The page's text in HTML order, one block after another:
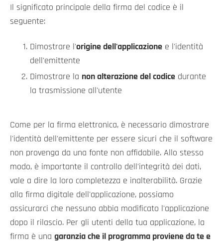
Il significato principale della firma del codice è il
seguente:
Dimostrare l'origine dell'applicazione e l'identità
dell'emittente
Dimostrare la non alterazione del codice durante
la trasmissione all'utente
Come per la firma elettronica, è necessario dimostrare
l'identità dell'emittente per essere sicuri che il software
non provenga da una fonte non affidabile. Allo stesso
modo, è importante il controllo dell'integrità dei dati,
vale a dire la loro completezza e inalterabilità. Grazie
alla firma digitale dell'applicazione, possiamo
assicurarci che nessuno abbia modificato l'applicazione
dopo il rilascio. Per gli utenti della tua applicazione, la
firma è una garanzia che il programma proviene da te e